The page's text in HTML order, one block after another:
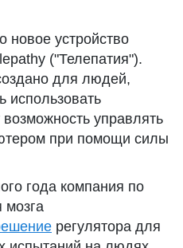
новое устройство
("Телепатия").
для людей,
использовать
возможность управлять
при помощи силы
года компания по
мозга
регулятора для